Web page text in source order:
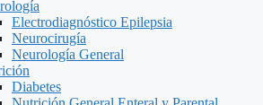
Electrodiagnóstico Epilepsia
Neurocirugía
Neurología General
Diabetes